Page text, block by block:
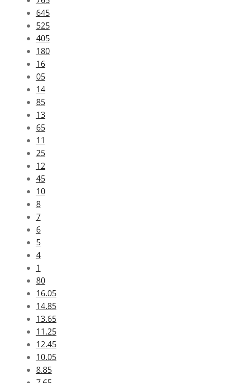
645
525
405
180
16
05
14
85
13
65
11
25
12
45
10
8
7
6
5
4
1
80
16.05
14.85
13.65
11.25
12.45
10.05
8.85